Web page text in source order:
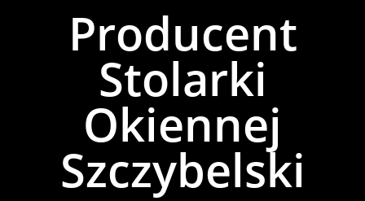
Producent
Stolarki
Okiennej
Szczybelski